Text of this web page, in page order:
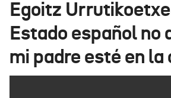
Eguraldia
Egoitz
Estado español no
mi padre esté en